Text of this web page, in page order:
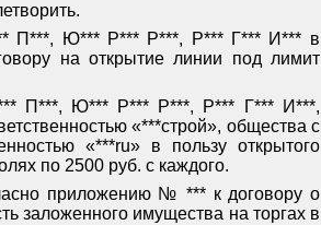
П***, Ю*** Р*** Р***, Р*** Г*** И*** в
на открытие линии под лимит
П***, Ю*** Р*** Р***, Р*** Г*** И***,
«***строй», общества с
«***ru» в пользу открытого
по 2500 руб. с каждого.
приложению № *** к договору о
заложенного имущества на торгах в